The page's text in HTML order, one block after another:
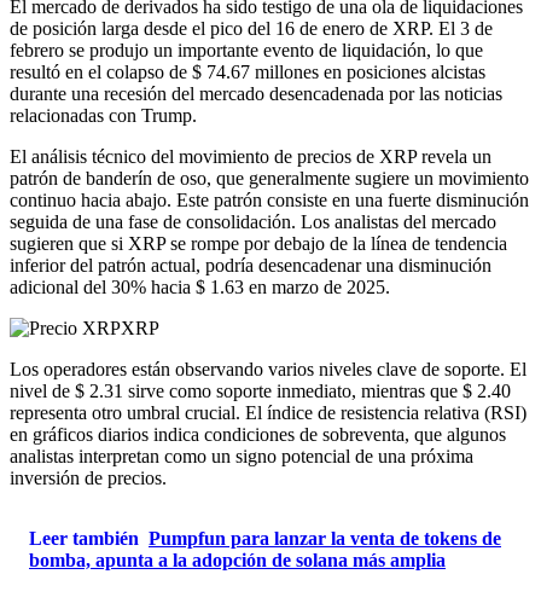
El mercado de derivados ha sido testigo de una ola de liquidaciones
de posición larga desde el pico del 16 de enero de XRP. El 3 de
febrero se produjo un importante evento de liquidación, lo que
resultó en el colapso de $ 74.67 millones en posiciones alcistas
durante una recesión del mercado desencadenada por las noticias
relacionadas con Trump.
El análisis técnico del movimiento de precios de XRP revela un
patrón de banderín de oso, que generalmente sugiere un movimiento
continuo hacia abajo. Este patrón consiste en una fuerte disminución
seguida de una fase de consolidación. Los analistas del mercado
sugieren que si XRP se rompe por debajo de la línea de tendencia
inferior del patrón actual, podría desencadenar una disminución
adicional del 30% hacia $ 1.63 en marzo de 2025.
Los operadores están observando varios niveles clave de soporte. El
nivel de $ 2.31 sirve como soporte inmediato, mientras que $ 2.40
representa otro umbral crucial. El índice de resistencia relativa (RSI)
en gráficos diarios indica condiciones de sobreventa, que algunos
analistas interpretan como un signo potencial de una próxima
inversión de precios.
Leer también Pumpfun para lanzar la venta de tokens de
bomba, apunta a la adopción de solana más amplia